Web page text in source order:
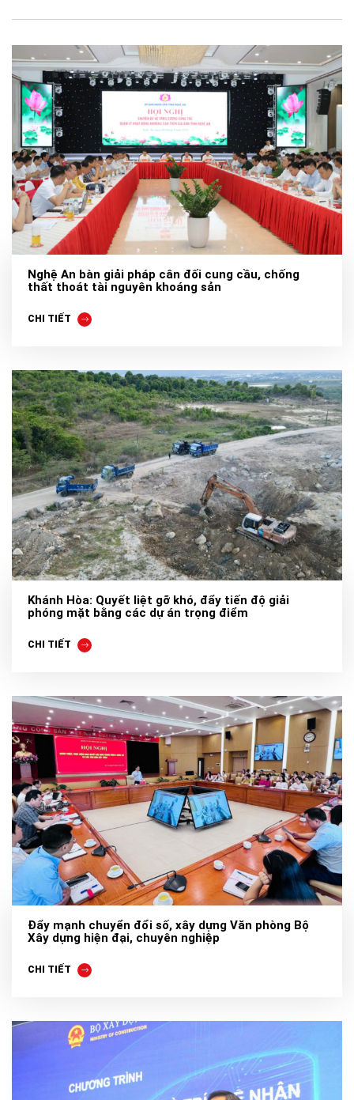
Nghệ An bàn giải pháp cân đối cung cầu, chống
thất thoát tài nguyên khoáng sản
CHI TIẾT
Khánh Hòa: Quyết liệt gỡ khó, đẩy tiến độ giải
phóng mặt bằng các dự án trọng điểm
CHI TIẾT
Đẩy mạnh chuyển đổi số, xây dựng Văn phòng Bộ
Xây dựng hiện đại, chuyên nghiệp
CHI TIẾT